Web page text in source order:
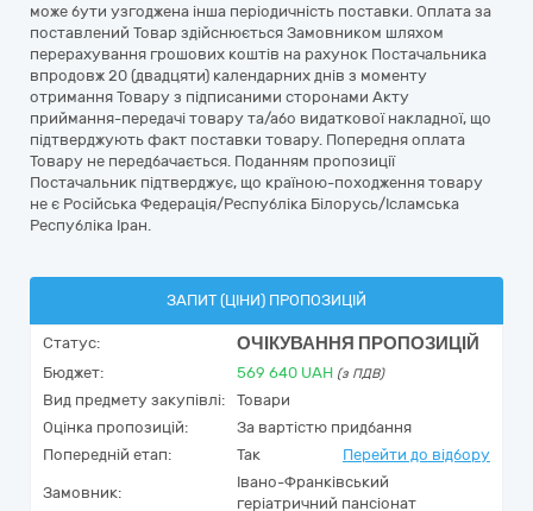
може бути узгоджена інша періодичність поставки. Оплата за
поставлений Товар здійснюється Замовником шляхом
перерахування грошових коштів на рахунок Постачальника
впродовж 20 (двадцяти) календарних днів з моменту
отримання Товару з підписаними сторонами Акту
приймання-передачі товару та/або видаткової накладної, що
підтверджують факт поставки товару. Попередня оплата
Товару не передбачається. Поданням пропозиції
Постачальник підтверджує, що країною-походження товару
не є Російська Федерація/Республіка Білорусь/Ісламська
Республіка Іран.
ЗАПИТ (ЦІНИ) ПРОПОЗИЦІЙ
Статус: ОЧІКУВАННЯ ПРОПОЗИЦІЙ
Бюджет: 569 640 UAH (з ПДВ)
Вид предмету закупівлі:
Товари
Оцінка пропозицій:
За вартістю придбання
Попередній етап:
Так Перейти до відбору
Замовник:
Івано-Франківський
геріатричний пансіонат